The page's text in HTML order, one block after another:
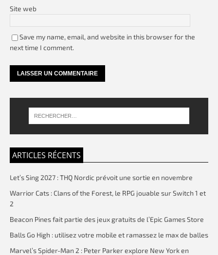
Site web
Save my name, email, and website in this browser for the
next time I comment.
ARTICLES RÉCENTS
Let’s Sing 2027 : THQ Nordic prévoit une sortie en novembre
Warrior Cats : Clans of the Forest, le RPG jouable sur Switch 1 et
2
Beacon Pines fait partie des jeux gratuits de l’Epic Games Store
Balls Go High : utilisez votre mobile et ramassez le max de balles
Marvel’s Spider-Man 2 : Peter Parker explore New York en